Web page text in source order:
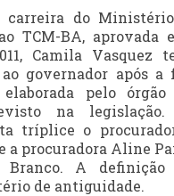
carreira do
TCM-BA, aprovada
Camila Vasquez
governador após a
pelo órgão
na legislação.
tríplice o
a procuradora Aline
Branco. A definição
de antiguidade.